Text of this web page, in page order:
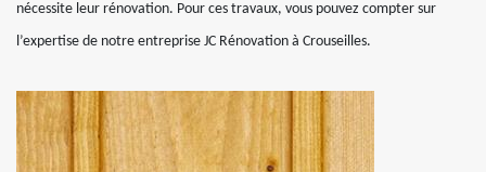
nécessite leur rénovation. Pour ces travaux, vous pouvez compter sur
l’expertise de notre entreprise JC Rénovation à Crouseilles.